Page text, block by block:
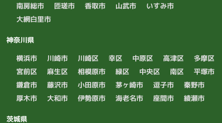
南房総市
匝瑳市 香取市 山武市
いすみ市
大網白里市
神奈川県
横浜市
川崎市 川崎区 幸区 中原区 高津区
多摩区
宮前区
麻生区 相模原市 緑区 中央区 南区
平塚市
鎌倉市
藤沢市 小田原市 茅ヶ崎市 逗子市
秦野市
厚木市
大和市 伊勢原市 海老名市 座間市 綾瀬市
茨城県